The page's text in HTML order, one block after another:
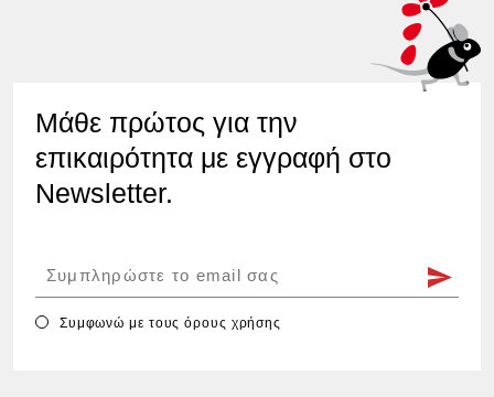
Μάθε πρώτος για την
επικαιρότητα με εγγραφή στο
Newsletter.
Συμφωνώ με τουςόρους χρήσης